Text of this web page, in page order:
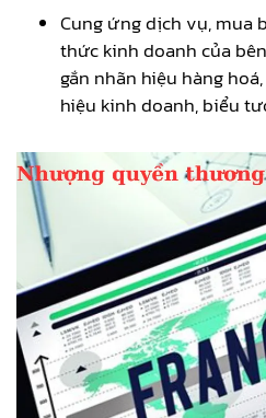
Cung ứng dịch vụ, mua
thức kinh doanh của
gắn nhãn hiệu hàng
hiệu kinh doanh, biểu